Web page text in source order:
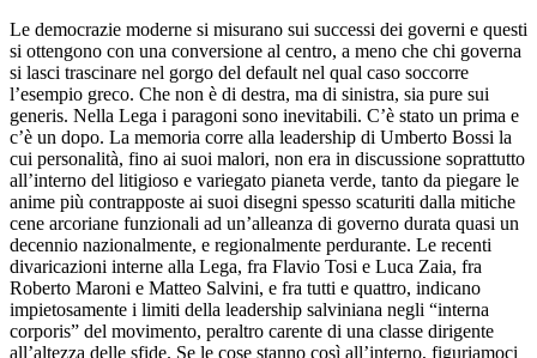
Le democrazie moderne si misurano sui successi dei governi e questi
si ottengono con una conversione al centro, a meno che chi governa
si lasci trascinare nel gorgo del default nel qual caso soccorre
l’esempio greco. Che non è di destra, ma di sinistra, sia pure sui
generis. Nella Lega i paragoni sono inevitabili. C’è stato un prima e
c’è un dopo. La memoria corre alla leadership di Umberto Bossi la
cui personalità, fino ai suoi malori, non era in discussione soprattutto
all’interno del litigioso e variegato pianeta verde, tanto da piegare le
anime più contrapposte ai suoi disegni spesso scaturiti dalla mitiche
cene arcoriane funzionali ad un’alleanza di governo durata quasi un
decennio nazionalmente, e regionalmente perdurante. Le recenti
divaricazioni interne alla Lega, fra Flavio Tosi e Luca Zaia, fra
Roberto Maroni e Matteo Salvini, e fra tutti e quattro, indicano
impietosamente i limiti della leadership salviniana negli “interna
corporis” del movimento, peraltro carente di una classe dirigente
all’altezza delle sfide. Se le cose stanno così all’interno, figuriamoci